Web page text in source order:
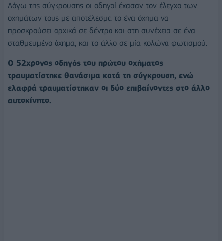
Λόγω της σύγκρουσης οι οδηγοί έχασαν τον έλεγχο των
οχημάτων τους με αποτέλεσμα το ένα όχημα να
προσκρούσει αρχικά σε δέντρο και στη συνέχεια σε ένα
σταθμευμένο όχημα, και το άλλο σε μία κολώνα φωτισμού.
Ο 52χρονος οδηγός του πρώτου οχήματος
τραυματίστηκε θανάσιμα κατά τη σύγκρουση, ενώ
ελαφρά τραυματίστηκαν οι δύο επιβαίνοντες στο άλλο
αυτοκίνητο.